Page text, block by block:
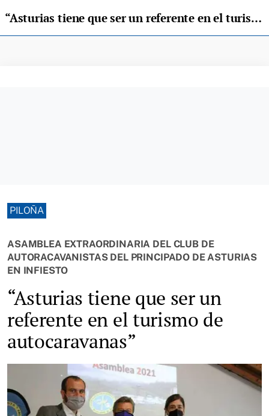
“Asturias tiene que ser un referente en el turismo de autocaravanas”
PILOÑA
ASAMBLEA EXTRAORDINARIA DEL CLUB DE
AUTORACAVANISTAS DEL PRINCIPADO DE ASTURIAS
EN INFIESTO
“Asturias tiene que ser un
referente en el turismo de
autocaravanas”